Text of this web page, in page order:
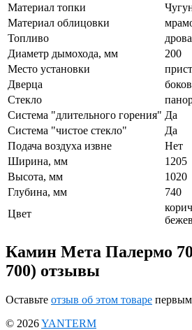
Материал топки
Материал облицовки
Топливо
дрова
Диаметр дымохода, мм
200
Место установки
Дверца
Стекло
Система "длительного горения" Да
Система "чистое стекло"
Да
Подача воздуха извне
Нет
Ширина, мм
1205
Высота, мм
1020
Глубина, мм
740
Цвет
Камин Мета Палермо
700) отзывы
Оставьте отзыв об этом товаре
© 2026YANTERM